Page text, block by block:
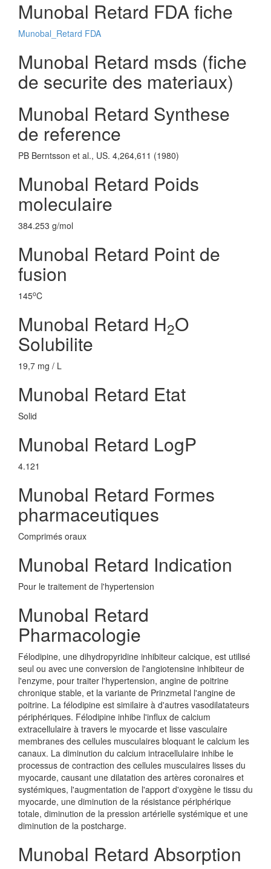
Munobal Retard FDA fiche
Munobal_Retard FDA
Munobal Retard msds (fiche
de securite des materiaux)
Munobal Retard Synthese
de reference
PB Berntsson et al., US. 4,264,611 (1980)
Munobal Retard Poids
moleculaire
384.253 g/mol
Munobal Retard Point de
fusion
145oC
Munobal Retard H2O
Solubilite
19,7 mg / L
Munobal Retard Etat
Solid
Munobal Retard LogP
4.121
Munobal Retard Formes
pharmaceutiques
Comprimés oraux
Munobal Retard Indication
Pour le traitement de l'hypertension
Munobal Retard
Pharmacologie
Félodipine, une dihydropyridine inhibiteur calcique, est utilisé
seul ou avec une conversion de l'angiotensine inhibiteur de
l'enzyme, pour traiter l'hypertension, angine de poitrine
chronique stable, et la variante de Prinzmetal l'angine de
poitrine. La félodipine est similaire à d'autres vasodilatateurs
périphériques. Félodipine inhibe l'influx de calcium
extracellulaire à travers le myocarde et lisse vasculaire
membranes des cellules musculaires bloquant le calcium les
canaux. La diminution du calcium intracellulaire inhibe le
processus de contraction des cellules musculaires lisses du
myocarde, causant une dilatation des artères coronaires et
systémiques, l'augmentation de l'apport d'oxygène le tissu du
myocarde, une diminution de la résistance périphérique
totale, diminution de la pression artérielle systémique et une
diminution de la postcharge.
Munobal Retard Absorption